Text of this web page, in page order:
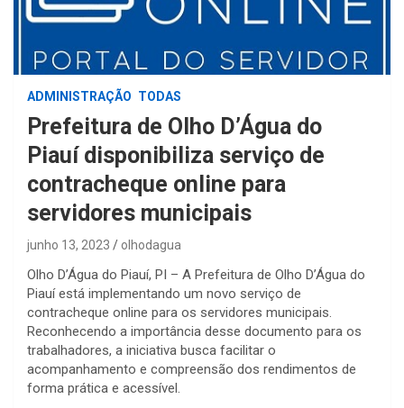
ADMINISTRAÇÃO TODAS
Prefeitura de Olho D’Água do
Piauí disponibiliza serviço de
contracheque online para
servidores municipais
junho 13, 2023 olhodagua
Olho D’Água do Piauí, PI – A Prefeitura de Olho D’Água do
Piauí está implementando um novo serviço de
contracheque online para os servidores municipais.
Reconhecendo a importância desse documento para os
trabalhadores, a iniciativa busca facilitar o
acompanhamento e compreensão dos rendimentos de
forma prática e acessível.